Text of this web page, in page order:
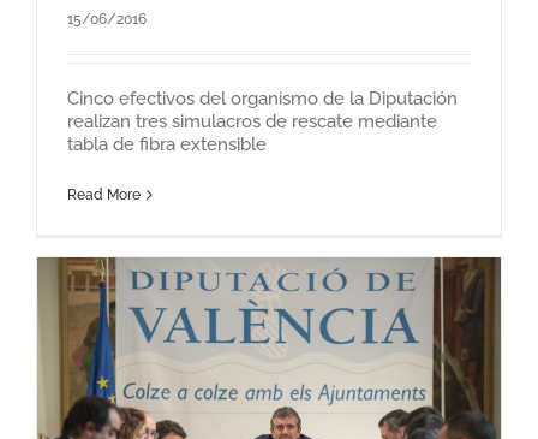
15/06/2016
Cinco efectivos del organismo de la Diputación
realizan tres simulacros de rescate mediante
tabla de fibra extensible
Read More